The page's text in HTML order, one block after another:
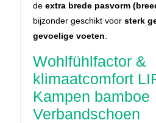
de extra brede pasvorm
bijzonder geschikt voor sterk
gevoelige voeten
Wohlfühlfactor &
klimaatcomfort
Kampen bamboe
Verbandschoen